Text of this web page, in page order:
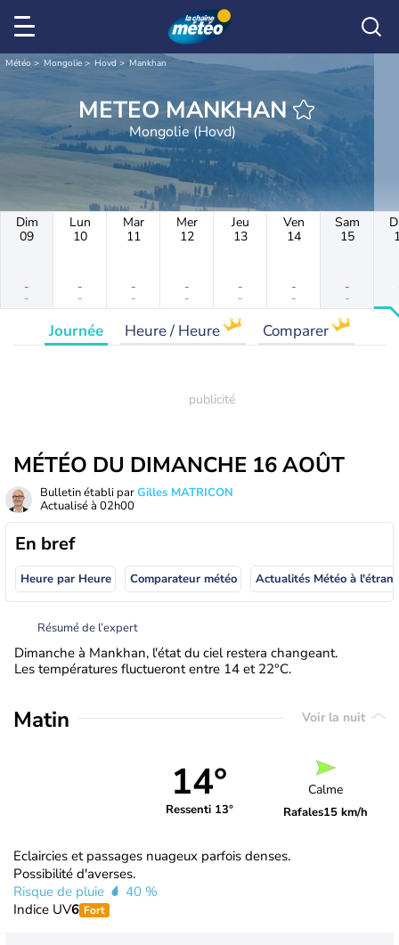
Météo Mongolie Hovd Mankhan
METEO MANKHAN
Mongolie (Hovd)
Dim
09
-
-
Lun
10
-
-
Mar
11
-
-
Mer
12
-
-
Jeu
13
-
-
Ven
14
-
-
Sam
15
-
-
Journée Heure / Heure Comparer
MÉTÉO DU DIMANCHE 16 AOÛT
Bulletin établi parGilles MATRICON
Actualisé à 02h00
En bref
Heure par Heure Comparateur météo
Résumé de l’expert
Dimanche à Mankhan, l'état du ciel restera changeant.
Les températures fluctueront entre 14 et 22°C.
Matin Voir la nuit
14°
Ressenti 13°
Calme
Rafales15 km/h
Eclaircies et passages nuageux parfois denses.
Possibilité d'averses.
Risque de pluie
40 %
Indice UV6 Fort